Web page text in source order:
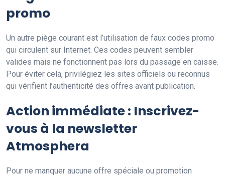
promo
Un autre piège courant est l’utilisation de faux codes promo
qui circulent sur Internet. Ces codes peuvent sembler
valides mais ne fonctionnent pas lors du passage en caisse.
Pour éviter cela, privilégiez les sites officiels ou reconnus
qui vérifient l’authenticité des offres avant publication.
Action immédiate : Inscrivez-
vous à la newsletter
Atmosphera
Pour ne manquer aucune offre spéciale ou promotion